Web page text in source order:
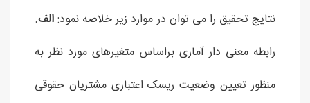
نتایج تحقیق را می توان در موارد زیر خلاصه نمود:الف.
رابطه معنی دار آماری براساس متغیرهای مورد نظر به
منظور تعیین وضعیت ریسک اعتباری مشتریان حقوقی